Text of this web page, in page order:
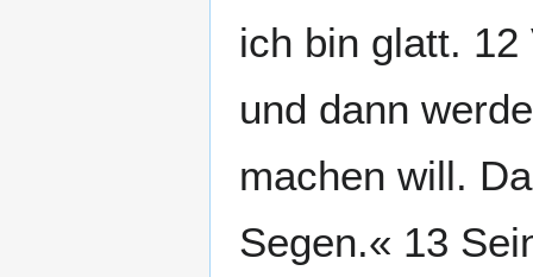
ich bin glatt.
und dann
machen will.
Segen.« 13